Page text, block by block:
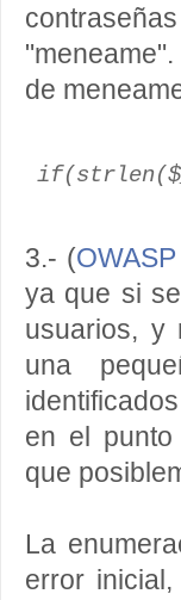
de
3.- (
ya que si
usuarios, y
una
en el punto
que
La
error